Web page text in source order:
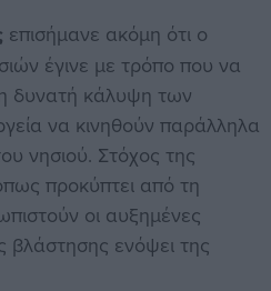
επισήμανε ακόμη ότι ο
έγινε με τρόπο που να
δυνατή κάλυψη των
να κινηθούν παράλληλα
νησιού. Στόχος της
προκύπτει από τη
οι αυξημένες
βλάστησης ενόψει της